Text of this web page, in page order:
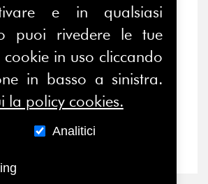
Notizie - Eventi
della pausa estiva,
di...
anni dopo la
e in qualsiasi
puoi rivedere le tue
cookie in uso cliccando
in basso a sinistra.
la policy cookies.
Analitici